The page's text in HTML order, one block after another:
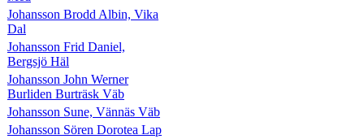
Johansson Brodd Albin, Vika
Dal
Johansson Frid Daniel,
Bergsjö Häl
Johansson John Werner
Burliden Burträsk Väb
Johansson Sune, Vännäs Väb
Johansson Sören Dorotea Lap